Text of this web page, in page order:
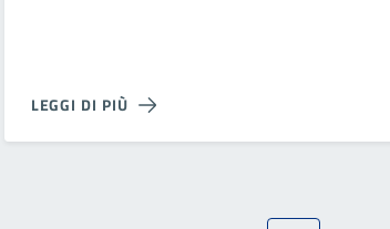
LEGGI DI PIÙ